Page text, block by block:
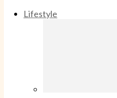
Lifestyle